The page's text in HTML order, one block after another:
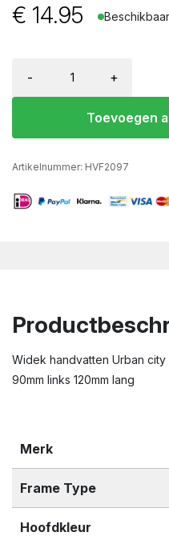
€ 14.95
- +
Toevoegen
Artikelnummer: HVF2097
Widek handvatten Urban
90mm links 120mm lang
Merk
Frame Type
Hoofdkleur